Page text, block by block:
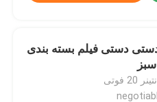
دستی فیلم بسته بندی